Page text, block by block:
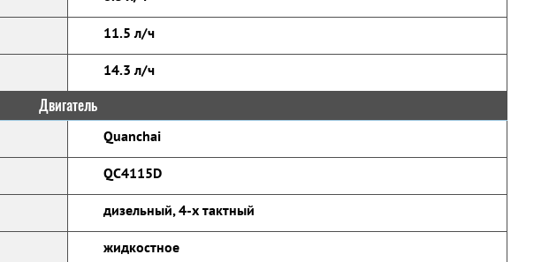
11.5 л/ч
14.3 л/ч
Двигатель
Quanchai
QC4115D
дизельный, 4-х тактный
жидкостное